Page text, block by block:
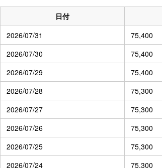
日付
2026/07/31
75,400
2026/07/30
75,400
2026/07/29
75,400
2026/07/28
75,300
2026/07/27
75,300
2026/07/26
75,300
2026/07/25
75,300
2026/07/24
75,300